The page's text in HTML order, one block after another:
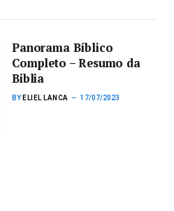
Panorama Bíblico
Completo – Resumo da
Biblia
BY ELIEL LANCA 17/07/2023